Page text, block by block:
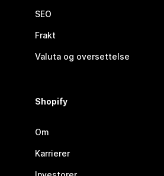
SEO
Frakt
Valuta og oversettelse
Shopify
Om
Karrierer